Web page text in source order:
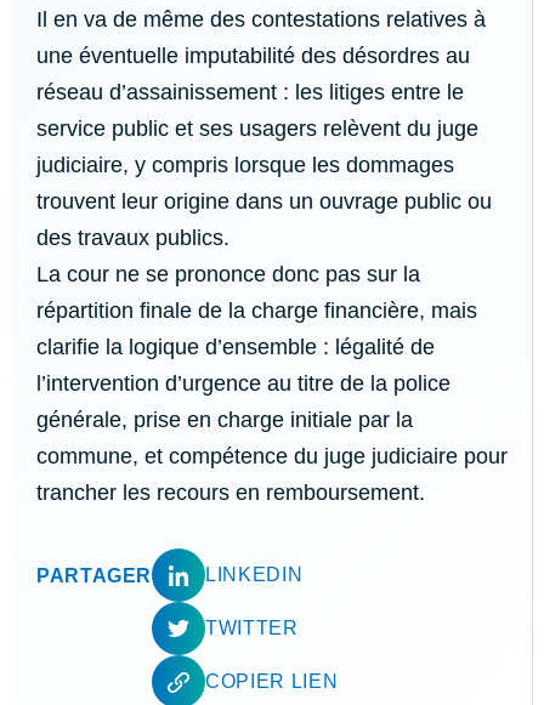
Il en va de même des contestations relatives à
une éventuelle imputabilité des désordres au
réseau d’assainissement : les litiges entre le
service public et ses usagers relèvent du juge
judiciaire, y compris lorsque les dommages
trouvent leur origine dans un ouvrage public ou
des travaux publics.
La cour ne se prononce donc pas sur la
répartition finale de la charge financière, mais
clarifie la logique d’ensemble : légalité de
l’intervention d’urgence au titre de la police
générale, prise en charge initiale par la
commune, et compétence du juge judiciaire pour
trancher les recours en remboursement.
PARTAGER LINKEDIN
TWITTER
COPIER LIEN